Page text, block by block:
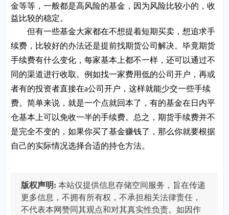
金等等，一般都是高风险的基金，因为风险比较小的，收
益比较的稳定。
但有一些基金大家都在不想提着短期买卖，想追求手
续费，比较好的办法还是提前找期货公司解决。毕竟期货
手续费有什么变化，每家基本上都不一样，还可以通过不
同的渠道进行收取。例如找一家费用低的公司开户，再或
者有的投资者直接在a公司开户，这样就能少交一些手续
费。简单来说，就是一个点就回本了，有的基金在日内平
仓基本上可以免收一半的手续费。总之，期货手续费并不
是完全不变的，如果你买了基金赚钱了，那么你就要根据
自己的实际情况选择合适的持仓方法。
版权声明: 本站仅提供信息存储空间服务，旨在传递
更多信息，不拥有所有权，不承担相关法律责任，
不代表本网赞同其观点和对其真实性负责。如因作